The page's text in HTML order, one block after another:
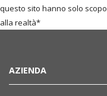
questo sito hanno solo
alla realtà*
AZIENDA